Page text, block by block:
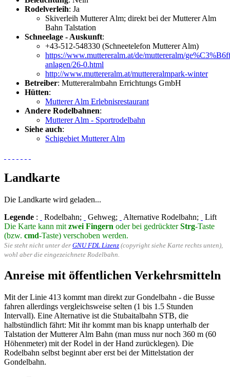
Rodelverleih: Ja
Skiverleih Mutterer Alm; direkt bei der Mutterer Alm
Bahn Talstation
Schneelage - Auskunft:
+43-512-548330 (Schneetelefon Mutterer Alm)
https://www.muttereralm.at/de/muttereralm/
anlagen/26-0.html
http://www.muttereralm.at/muttereralmpark-winter
Betreiber: Muttereralmbahn Errichtungs GmbH
Hütten:
Mutterer Alm Erlebnisrestaurant
Andere Rodelbahnen:
Mutterer Alm - Sportrodelbahn
Siehe auch:
Schigebiet Mutterer Alm
Landkarte
Die Landkarte wird geladen...
Legende : Rodelbahn; Gehweg; Alternative Rodelbahn;
Lift
Die Karte kann mit zwei Fingern oder bei gedrückterStrg-Taste
(bzw. cmd-Taste) verschoben werden.
Sie steht nicht unter der GNU FDL Lizenz (copyright siehe Karte rechts unten),
wohl aber die eingezeichnete Rodelbahn.
Anreise mit öffentlichen Verkehrsmitteln
Mit der Linie 413 kommt man direkt zur Gondelbahn - die Busse
fahren allerdings vergleichsweise selten (1 bis 1.5 Stunden
Intervall). Eine Alternative ist die Stubaitalbahn STB, die
halbstündlich fährt: Mit ihr kommt man bis knapp unterhalb der
Talstation der Mutterer Alm Bahn (man muss nur noch 360 m (60
Höhenmeter) mit der Rodel in der Hand zurücklegen). Die
Rodelbahn selbst beginnt aber erst bei der Mittelstation der
Gondelbahn.